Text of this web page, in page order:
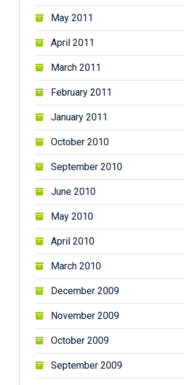
May 2011
April 2011
March 2011
February 2011
January 2011
October 2010
September 2010
June 2010
May 2010
April 2010
March 2010
December 2009
November 2009
October 2009
September 2009